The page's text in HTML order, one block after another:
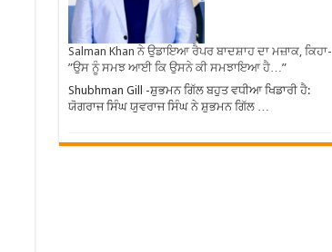
Salman Khan ਨੇ ਉਡਾਇਆ ਰੈਪਰ ਬਾਦਸ਼ਾਹ ਦਾ ਮਜ਼ਾਕ, ਕਿਹਾ-
”ਉਸ ਨੂੰ ਸਮਝ ਆਈ ਕਿ ਉਸਨੇ ਕੀ ਸਮਝਾਇਆ ਹੈ…”
Shubhman Gill -ਸ਼ੁਭਮਨ ਗਿੱਲ ਬਹੁਤ ਵਧੀਆ ਖਿਡਾਰੀ ਹੈ:
ਯੋਗਰਾਜ ਸਿੰਘ ਯੁਵਰਾਜ ਸਿੰਘ ਨੇ ਸ਼ੁਭਮਨ ਗਿੱਲ …